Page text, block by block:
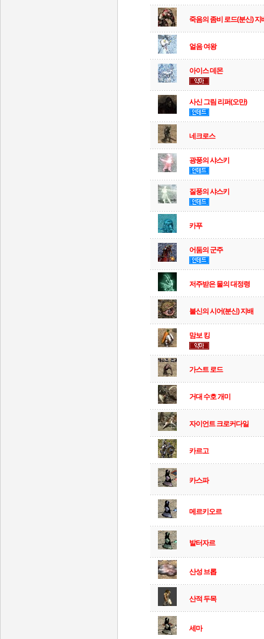
죽음의 좀비 로드(분신) 지
얼음 여왕
아이스 데몬
사신 그림 리퍼(오만)
네크로스
광풍의 샤스키
질풍의 샤스키
카푸
어둠의 군주
저주받은 물의 대정령
불신의 시어(분신) 지배
맘보 킹
가스트 로드
거대 수호 개미
자이언트 크로커다일
카르고
카스파
메르키오르
발터자르
산성 브롭
산적 두목
세마